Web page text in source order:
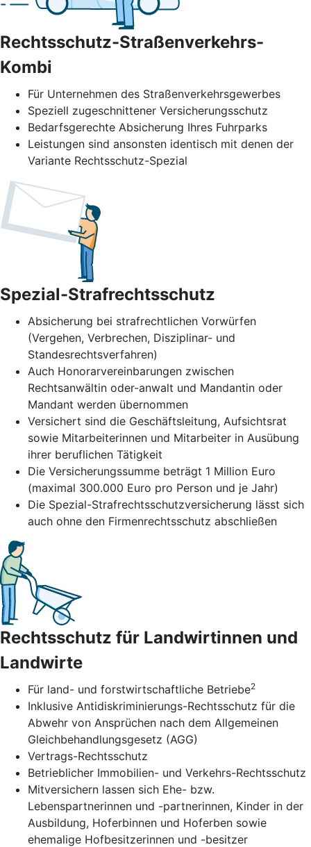
Rechtsschutz-Straßenverkehrs-
Kombi
Für Unternehmen des Straßenverkehrs­gewerbes
Speziell zugeschnittener Versicherungsschutz
Bedarfsgerechte Absicherung Ihres Fuhrparks
Leistungen sind ansonsten identisch mit denen der
Variante Rechtsschutz-Spezial
Spezial-Strafrechtsschutz
Absicherung bei strafrechtlichen Vorwürfen
(Vergehen, Verbrechen, Disziplinar- und
Standesrechtsverfahren)
Auch Honorarvereinbarungen zwischen
Rechtsanwältin oder-anwalt und Mandantin oder
Mandant werden übernommen
Versichert sind die Geschäftsleitung, Aufsichtsrat
sowie Mitarbeiterinnen und Mitarbeiter in Ausübung
ihrer beruflichen Tätigkeit
Die Versicherungssumme beträgt 1 Million Euro
(maximal 300.000 Euro pro Person und je Jahr)
Die Spezial-Strafrechtsschutzversicherung lässt sich
auch ohne den Firmenrechtsschutz abschließen
Rechtsschutz für Landwirtinnen und
Landwirte
Für land- und forstwirtschaftliche Betriebe2
Inklusive Antidiskriminierungs-Rechtsschutz für die
Abwehr von Ansprüchen nach dem Allgemeinen
Gleichbehandlungsgesetz (AGG)
Vertrags-Rechtsschutz
Betrieblicher Immobilien- und Verkehrs-Rechtsschutz
Mitversichern lassen sich Ehe- bzw.
Lebenspartnerinnen und -partnerinnen, Kinder in der
Ausbildung, Hoferbinnen und Hoferben sowie
ehemalige Hofbesitzerinnen und -besitzer